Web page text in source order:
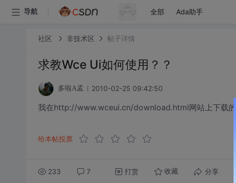
导航 全部 Ada助手
社区 非技术区 帖子详情
求教Wce Ui如何使用？？
多啦A孟 2010-02-25 09:42:50
我在http://www.wceui.cn/download.html网站上下载的
给本帖投票
233 7 打赏 收藏 分享